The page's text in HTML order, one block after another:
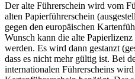
Der alte Führerschein wird vom
alten Papierführerschein
gegen den europäischen
Wunsch kann die alte
werden. Es wird dann gestanzt
dass es nicht mehr gültig ist. Bei
internationalen Führerscheins